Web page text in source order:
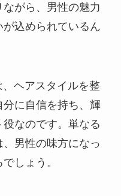
がら、男性の魅力
込められているん
ヘアスタイルを整
分に自信を持ち、輝
なのです。単なる
男性の味方になっ
しょう。